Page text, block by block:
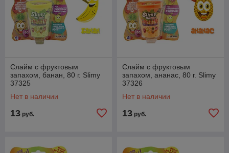
Слайм с фруктовым
запахом, банан, 80 г. Slimy
37325
Нет в наличии
13 руб.
Слайм с фруктовым
запахом, ананас, 80 г. Slimy
37326
Нет в наличии
13 руб.